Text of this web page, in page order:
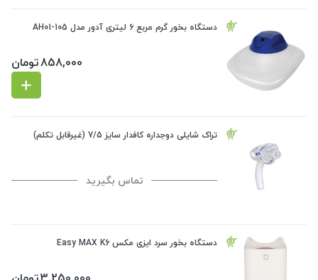
دستگاه بخور گرم مربع 6 لیتری آدور مدل AH01-105
858,000تومان
تراک شایلی دوجداره کافدار سایز 7/5 (غیرقابل تکلم)
تماس بگیرید
دستگاه بخور سرد ایزی مکس Easy MAX K6